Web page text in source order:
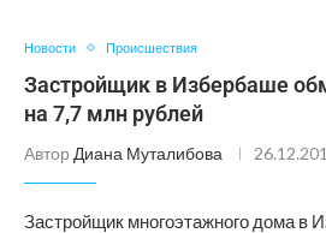
Новости Происшествия
Застройщик в Избербаше
на 7,7 млн рублей
Автор Диана Муталибова
Застройщик многоэтажного дома в